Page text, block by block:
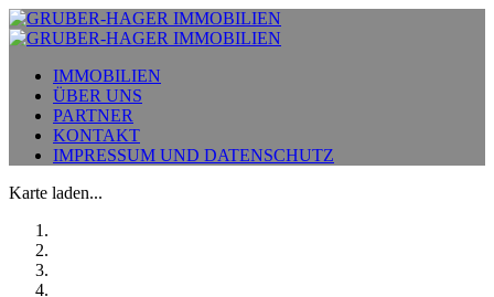
IMMOBILIEN
ÜBER UNS
PARTNER
KONTAKT
IMPRESSUM UND DATENSCHUTZ
Karte laden...